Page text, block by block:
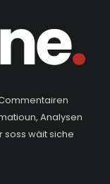
Analysen
wäit siche